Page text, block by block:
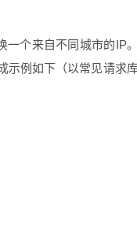
个来自不同城市的IP。
示例如下（以常见请求